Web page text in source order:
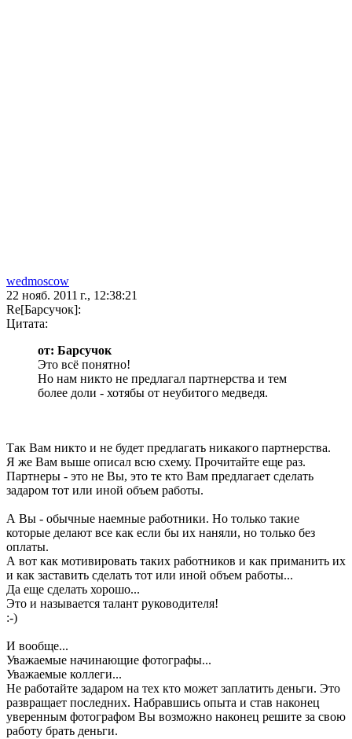
wedmoscow
22 нояб. 2011 г., 12:38:21
Re[Барсучок]:
Цитата:
от: Барсучок
Это всё понятно!
Но нам никто не предлагал партнерства и тем
более доли - хотябы от неубитого медведя.
Так Вам никто и не будет предлагать никакого партнерства.
Я же Вам выше описал всю схему. Прочитайте еще раз.
Партнеры - это не Вы, это те кто Вам предлагает сделать
задаром тот или иной объем работы.
А Вы - обычные наемные работники. Но только такие
которые делают все как если бы их наняли, но только без
оплаты.
А вот как мотивировать таких работников и как приманить их
и как заставить сделать тот или иной объем работы...
Да еще сделать хорошо...
Это и называется талант руководителя!
:-)
И вообще...
Уважаемые начинающие фотографы...
Уважаемые коллеги...
Не работайте задаром на тех кто может заплатить деньги. Это
развращает последних. Набравшись опыта и став наконец
уверенным фотографом Вы возможно наконец решите за свою
работу брать деньги.